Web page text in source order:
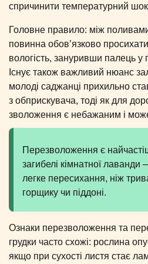
спричинити температурний
Головне правило: між
повинна обов’язково
вологість, зануривши палець у
Існує також важливий нюанс
молоді саджанці прихильно
з обприскувача, тоді як для
зволоження є небажаним і
Перезволоження є
загибелі кімнатної
легке пересихання, ніж
горщику чи піддоні.
Ознаки перезволоження та
грудки часто схожі: рослина
якщо при сухості листя стає